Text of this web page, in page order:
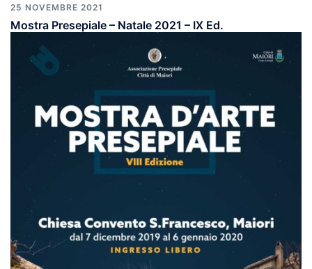
25 NOVEMBRE 2021
Mostra Presepiale – Natale 2021 – IX Ed.